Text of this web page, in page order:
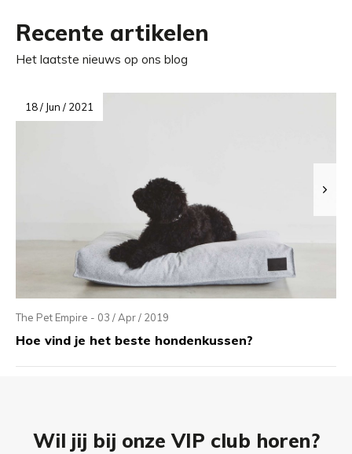
Recente artikelen
Het laatste nieuws op ons blog
18 / Jun / 2021
The Pet Empire - 03 / Apr / 2019
Hoe vind je het beste hondenkussen?
Wil jij bij onze VIP club horen?